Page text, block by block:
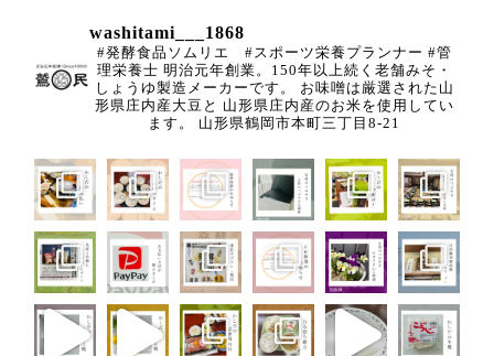
washitami___1868
#発酵食品ソムリエ #スポーツ栄養プランナー #管
理栄養士 明治元年創業。150年以上続く老舗みそ・
しょうゆ製造メーカーです。
お味噌は厳選された山
形県庄内産大豆と 山形県庄内産のお米を使用してい
ます。
山形県鶴岡市本町三丁目8-21